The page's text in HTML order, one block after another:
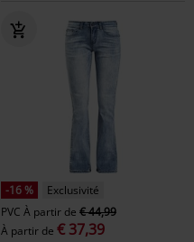
-16 %
Exclusivité
PVC À partir de € 44,99
À partir de € 37,39